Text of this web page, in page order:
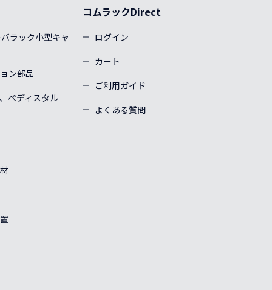
ラック小型キャ
ン部品
ぺディスタル
コムラックDirect
ログイン
カート
ご利用ガイド
よくある質問